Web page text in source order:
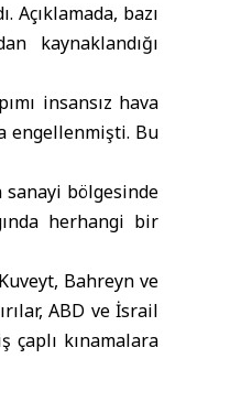
bazı
kaynaklandığı
insansız hava
engellenmişti. Bu
sanayi bölgesinde
herhangi bir
Bahreyn ve
ABD ve İsrail
çaplı kınamalara